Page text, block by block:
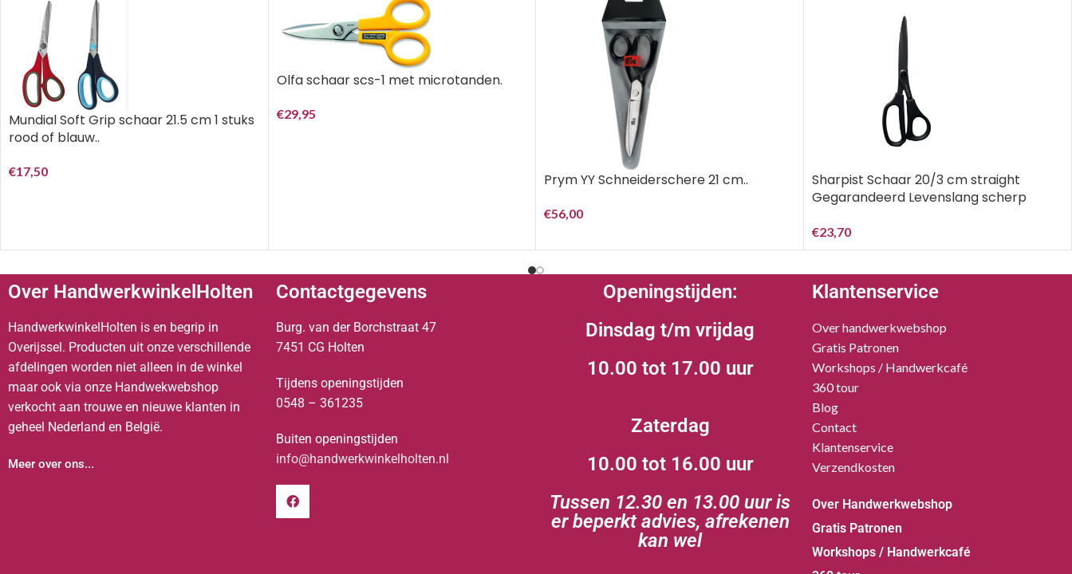
Mundial Soft Grip schaar 21.5 cm 1 stuks
rood of blauw..
€17,50
Olfa schaar scs-1 met microtanden.
€29,95
Prym YY Schneiderschere 21 cm..
€56,00
Sharpist Schaar 20/3 cm straight
Gegarandeerd Levenslang scherp
€23,70
Over HandwerkwinkelHolten
HandwerkwinkelHolten is en begrip in
Overijssel. Producten uit onze verschillende
afdelingen worden niet alleen in de winkel
maar ook via onze Handwekwebshop
verkocht aan trouwe en nieuwe klanten in
geheel Nederland en België.
Meer over ons...
Contactgegevens
Burg. van der Borchstraat 47
7451 CG Holten
Tijdens openingstijden
0548 – 361235
Buiten openingstijden
info@handwerkwinkelholten.nl
Openingstijden:
Dinsdag t/m vrijdag
10.00 tot 17.00 uur
Zaterdag
10.00 tot 16.00 uur
Tussen 12.30 en 13.00 uur is
er beperkt advies, afrekenen
kan wel
Klantenservice
Over handwerkwebshop
Gratis Patronen
Workshops / Handwerkcafé
360 tour
Blog
Contact
Klantenservice
Verzendkosten
Over Handwerkwebshop
Gratis Patronen
Workshops / Handwerkcafé